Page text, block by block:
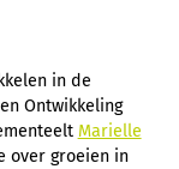
in de
Ontwikkeling
Marielle
over groeien in